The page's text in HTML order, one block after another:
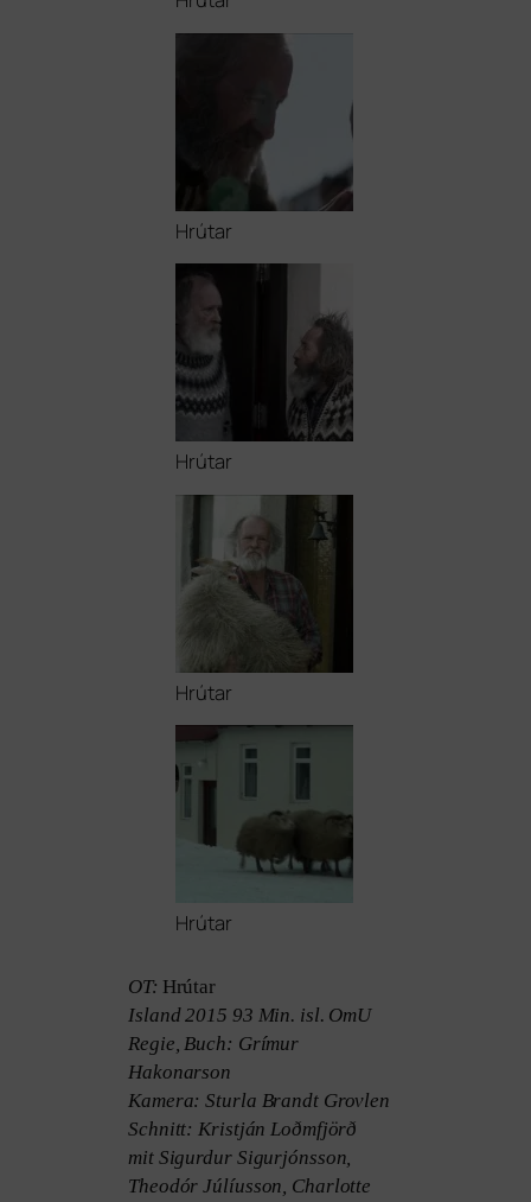
Hrútar
Hrútar
Hrútar
Hrútar
OT: Hrútar
Island 2015 93 Min. isl. OmU
Regie, Buch: Grímur
Hakonarson
Kamera: Sturla Brandt Grovlen
Schnitt: Kristján Loðmfjörð
mit Sigurdur Sigurjónsson,
Theodór Júlíusson, Charlotte